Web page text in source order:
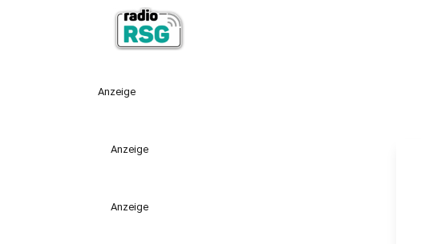
Anzeige
Anzeige
Anzeige